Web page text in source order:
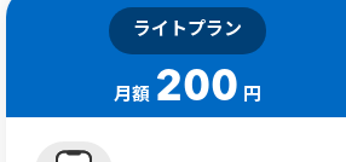
ライトプラン
月額 200 円